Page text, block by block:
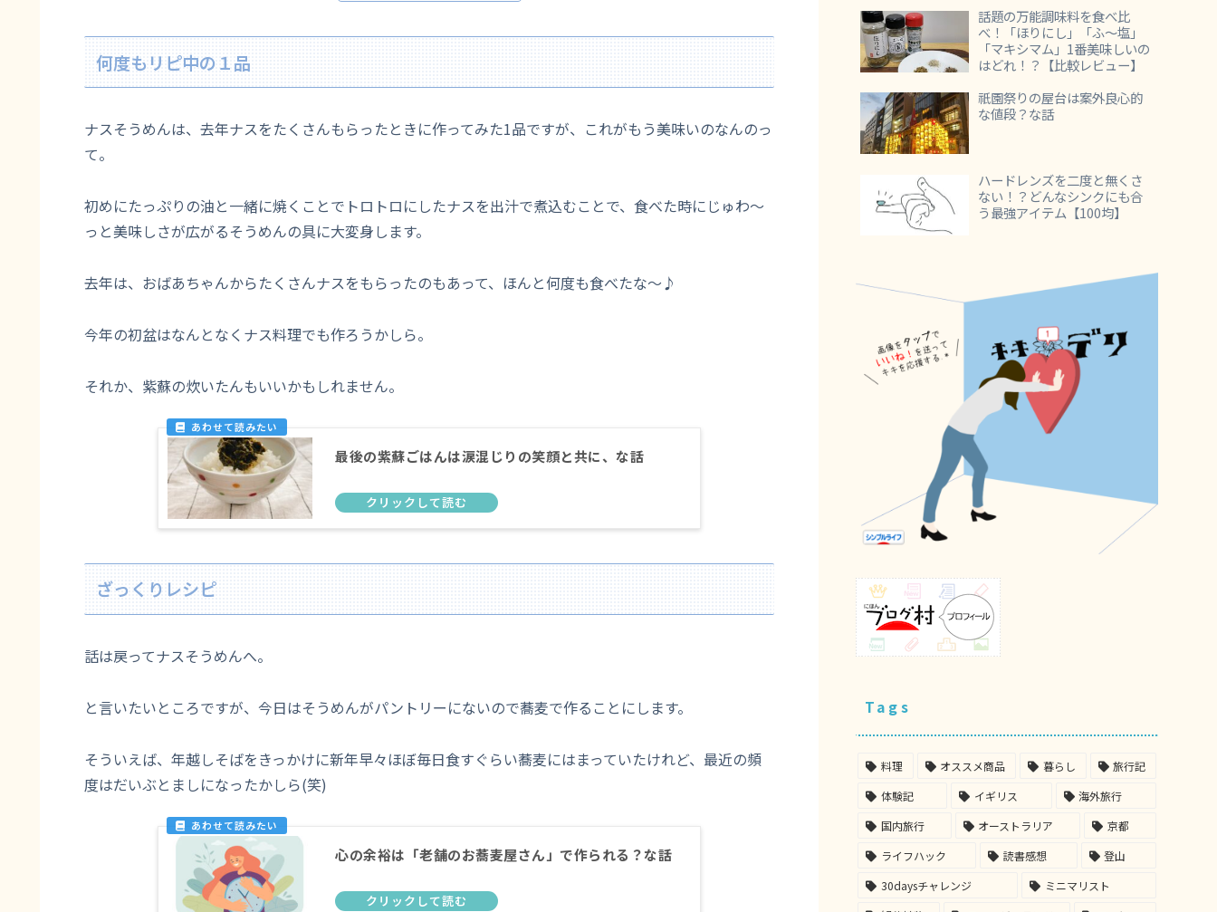
何度もリピ中の１品
ナスそうめんは、去年ナスをたくさんもらったときに作ってみた1品ですが、これがもう美味いのなんのっ
て。
初めにたっぷりの油と一緒に焼くことでトロトロにしたナスを出汁で煮込むことで、食べた時にじゅわ～
っと美味しさが広がるそうめんの具に大変身します。
去年は、おばあちゃんからたくさんナスをもらったのもあって、ほんと何度も食べたな～♪
今年の初盆はなんとなくナス料理でも作ろうかしら。
それか、紫蘇の炊いたんもいいかもしれません。
最後の紫蘇ごはんは涙混じりの笑顔と共に、な話
ざっくりレシピ
話は戻ってナスそうめんへ。
と言いたいところですが、今日はそうめんがパントリーにないので蕎麦で作ることにします。
そういえば、年越しそばをきっかけに新年早々ほぼ毎日食すぐらい蕎麦にはまっていたけれど、最近の頻
度はだいぶとましになったかしら(笑)
心の余裕は「老舗のお蕎麦屋さん」で作られる？な話
話題の万能調味料を食べ比
べ！「ほりにし」「ふ～塩」
「マキシマム」1番美味しいの
はどれ！？【比較レビュー】
祇園祭りの屋台は案外良心的
な値段？な話
ハードレンズを二度と無くさ
ない！？どんなシンクにも合
う最強アイテム【100均】
Tags
料理 オススメ商品 暮らし
旅行記
体験記
イギリス
海外旅行
国内旅行
オーストラリア
京都
ライフハック
読書感想
登山
30daysチャレンジ
ミニマリスト